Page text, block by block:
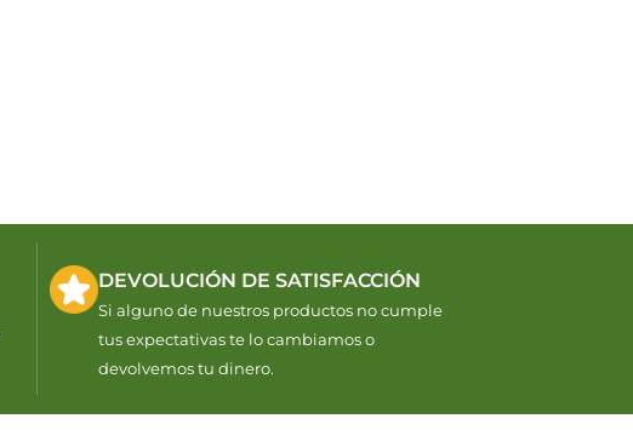
DEVOLUCIÓN DE SATISFACCIÓN
Si alguno de nuestros productos no cumple
tus expectativas te lo cambiamos o
devolvemos tu dinero.